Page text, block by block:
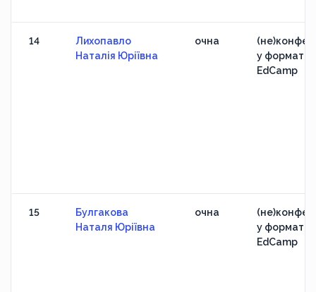
14
Лихопавло
Наталія Юріївна
очна
у форматі
EdCamp
15
Булгакова
Наталя Юріївна
очна
у форматі
EdCamp